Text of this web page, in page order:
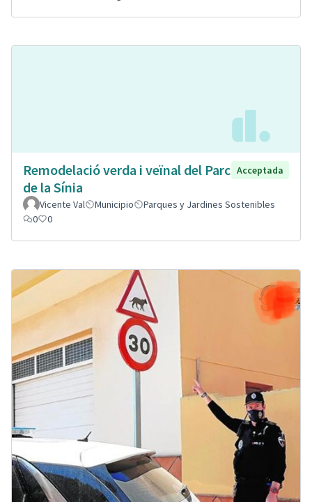
Remodelació verda i veïnal del Parc
de la Sínia
Acceptada
Vicente Val Municipio
Parques y Jardines Sostenibles
0
0